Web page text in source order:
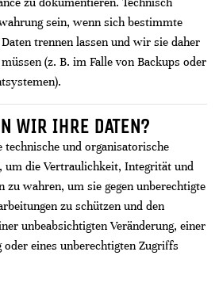
sein, wenn sich bestimmte
trennen lassen und wir sie daher
(z. B. im Falle von Backups oder
WIR IHRE DATEN?
technische und organisatorische
um die Vertraulichkeit, Integrität und
zu wahren, um sie gegen unberechtigte
zu schützen und den
unbeabsichtigten Veränderung, einer
eines unberechtigten Zugriffs